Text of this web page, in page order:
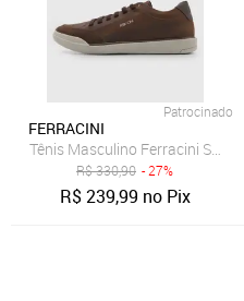
Patrocinado
FERRACINI
Tênis Masculino Ferracini Star
R$330,90 - 27%
R$239,99 no Pix